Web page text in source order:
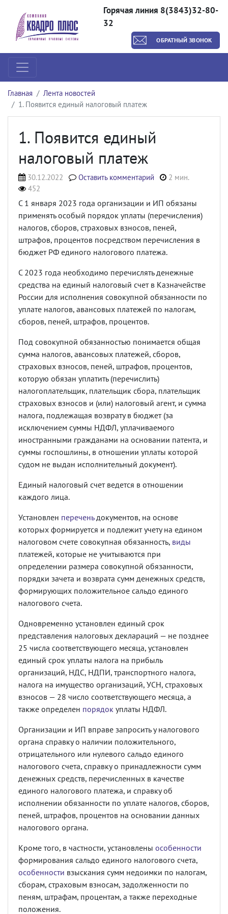
Горячая линия 8(3843)32-80-
32
ОБРАТНЫЙ ЗВОНОК
Главная
Лента новостей
1. Появится единый налоговый платеж
1. Появится единый
налоговый платеж
30.12.2022 Оставить комментарий
2 мин.
452
С 1 января 2023 года организации и ИП обязаны
применять особый порядок уплаты (перечисления)
налогов, сборов, страховых взносов, пеней,
штрафов, процентов посредством перечисления в
бюджет РФ единого налогового платежа.
С 2023 года необходимо перечислять денежные
средства на единый налоговый счет в Казначействе
России для исполнения совокупной обязанности по
уплате налогов, авансовых платежей по налогам,
сборов, пеней, штрафов, процентов.
Под совокупной обязанностью понимается общая
сумма налогов, авансовых платежей, сборов,
страховых взносов, пеней, штрафов, процентов,
которую обязан уплатить (перечислить)
налогоплательщик, плательщик сбора, плательщик
страховых взносов и (или) налоговый агент, и сумма
налога, подлежащая возврату в бюджет (за
исключением суммы НДФЛ, уплачиваемого
иностранными гражданами на основании патента, и
суммы госпошлины, в отношении уплаты которой
судом не выдан исполнительный документ).
Единый налоговый счет ведется в отношении
каждого лица.
Установлен переченьдокументов, на основе
которых формируется и подлежит учету на едином
налоговом счете совокупная обязанность, виды
платежей, которые не учитываются при
определении размера совокупной обязанности,
порядки зачета и возврата сумм денежных средств,
формирующих положительное сальдо единого
налогового счета.
Одновременно установлен единый срок
представления налоговых деклараций — не позднее
25 числа соответствующего месяца, установлен
единый срок уплаты налога на прибыль
организаций, НДС, НДПИ, транспортного налога,
налога на имущество организаций, УСН, страховых
взносов — 28 число соответствующего месяца, а
также определен порядок уплаты НДФЛ.
Организации и ИП вправе запросить у налогового
органа справку о наличии положительного,
отрицательного или нулевого сальдо единого
налогового счета, справку о принадлежности сумм
денежных средств, перечисленных в качестве
единого налогового платежа, и справку об
исполнении обязанности по уплате налогов, сборов,
пеней, штрафов, процентов на основании данных
налогового органа.
Кроме того, в частности, установлены особенности
формирования сальдо единого налогового счета,
особенности взыскания сумм недоимки по налогам,
сборам, страховым взносам, задолженности по
пеням, штрафам, процентам, а также переходные
положения.